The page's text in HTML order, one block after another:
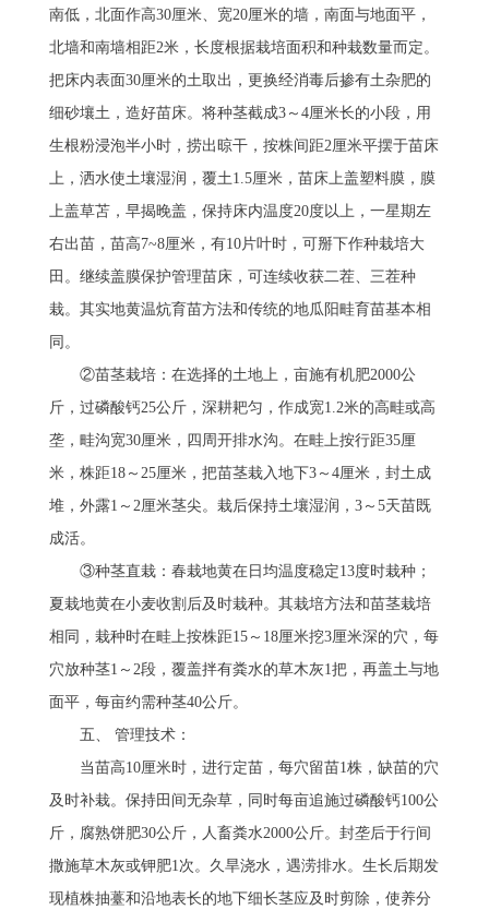
南低，北面作高30厘米、宽20厘米的墙，南面与地面平，
北墙和南墙相距2米，长度根据栽培面积和种栽数量而定。
把床内表面30厘米的土取出，更换经消毒后掺有土杂肥的
细砂壤土，造好苗床。将种茎截成3～4厘米长的小段，用
生根粉浸泡半小时，捞出晾干，按株间距2厘米平摆于苗床
上，洒水使土壤湿润，覆土1.5厘米，苗床上盖塑料膜，膜
上盖草苫，早揭晚盖，保持床内温度20度以上，一星期左
右出苗，苗高7~8厘米，有10片叶时，可掰下作种栽培大
田。继续盖膜保护管理苗床，可连续收获二茬、三茬种
栽。其实地黄温炕育苗方法和传统的地瓜阳畦育苗基本相
同。
②苗茎栽培：在选择的土地上，亩施有机肥2000公
斤，过磷酸钙25公斤，深耕耙匀，作成宽1.2米的高畦或高
垄，畦沟宽30厘米，四周开排水沟。在畦上按行距35厘
米，株距18～25厘米，把苗茎栽入地下3～4厘米，封土成
堆，外露1～2厘米茎尖。栽后保持土壤湿润，3～5天苗既
成活。
③种茎直栽：春栽地黄在日均温度稳定13度时栽种；
夏栽地黄在小麦收割后及时栽种。其栽培方法和苗茎栽培
相同，栽种时在畦上按株距15～18厘米挖3厘米深的穴，每
穴放种茎1～2段，覆盖拌有粪水的草木灰1把，再盖土与地
面平，每亩约需种茎40公斤。
五、 管理技术：
当苗高10厘米时，进行定苗，每穴留苗1株，缺苗的穴
及时补栽。保持田间无杂草，同时每亩追施过磷酸钙100公
斤，腐熟饼肥30公斤，人畜粪水2000公斤。封垄后于行间
撒施草木灰或钾肥1次。久旱浇水，遇涝排水。生长后期发
现植株抽薹和沿地表长的地下细长茎应及时剪除，使养分